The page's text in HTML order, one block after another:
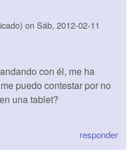
on Sáb, 2012-02-11
con él, me ha
puedo contestar por no
una tablet?
responder